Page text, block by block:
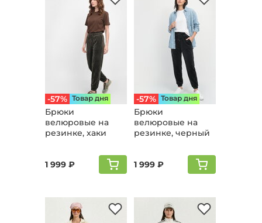
-57% Товар дня
Брюки
велюpовые на
резинке, хаки
1 999 ₽
-57% Товар дня
Брюки
велюpовые на
резинке, черный
1 999 ₽